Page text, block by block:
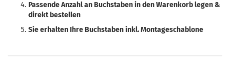
Passende Anzahl an Buchstaben in den Warenkorb legen &
direkt bestellen
Sie erhalten Ihre Buchstaben inkl. Montageschablone